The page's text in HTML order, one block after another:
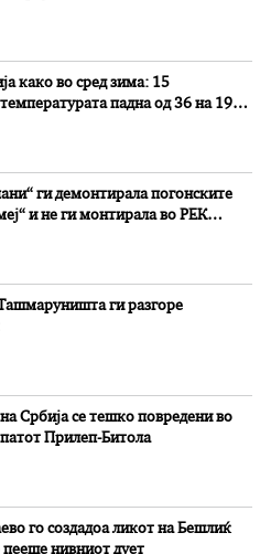
како во сред зима: 15
падна од 36 на 19
ги демонтирала погонските
и не ги монтирала во РЕК
ги разгоре
Србија се тешко повредени во
Прилеп-Битола
го создадоа ликот на Бешлиќ
нивниот дует